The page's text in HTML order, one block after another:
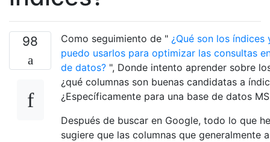
98 Como seguimiento de " ¿Qué son los índices
puedo usarlos para optimizar las consultas
de datos? ", Donde intento aprender sobre
¿qué columnas son buenas candidatas a
¿Específicamente para una base de datos MS
Después de buscar en Google, todo lo que
sugiere que las columnas que generalmente